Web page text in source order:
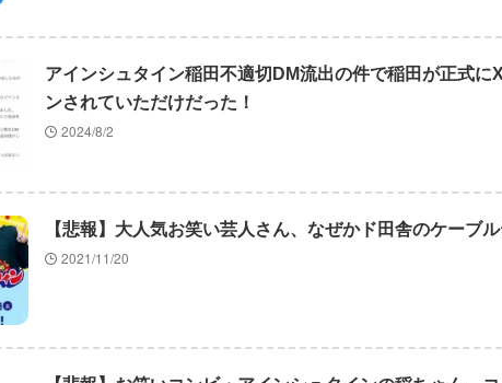
アインシュタイン稲田不適切DM流出の件で稲田が正式に
ンされていただけだった！
2024/8/2
【悲報】大人気お笑い芸人さん、なぜかド田舎のケーブ
2021/11/20